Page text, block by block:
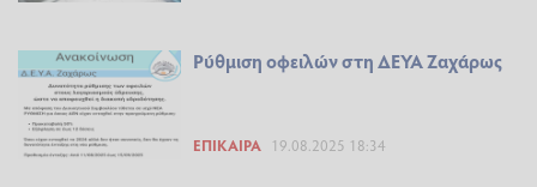
Ρύθμιση οφειλών στη ΔΕΥΑ Ζαχάρως
ΕΠΊΚΑΙΡΑ 19.08.2025 18:34